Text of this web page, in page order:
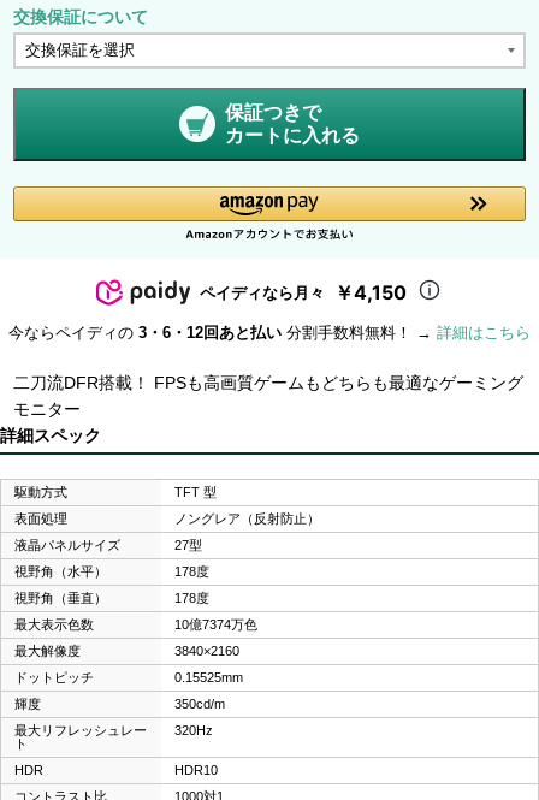
交換保証について
保証つきで
カートに入れる
ペイディなら月々 ￥4,150
今ならペイディの 3・6・12回あと払い 分割手数料無料！ → 詳細はこちら
二刀流DFR搭載！ FPSも高画質ゲームもどちらも最適なゲーミング
モニター
詳細スペック
駆動方式
TFT 型
表面処理
ノングレア（反射防止）
液晶パネルサイズ
27型
視野角（水平）
178度
視野角（垂直）
178度
最大表示色数
10億7374万色
最大解像度
3840×2160
ドットピッチ
0.15525mm
輝度
350cd/m
最大リフレッシュレー
ト
320Hz
HDR
HDR10
コントラスト比
1000対1